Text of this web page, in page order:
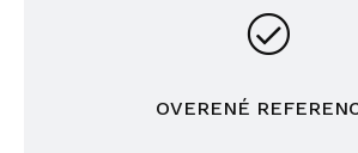
OVERENÉ